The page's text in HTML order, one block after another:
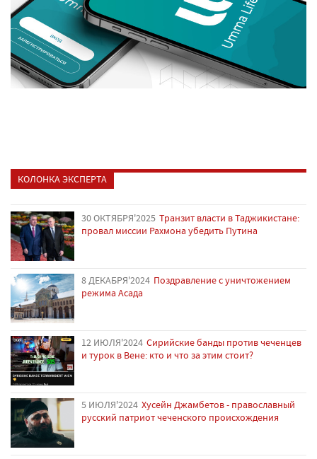
КОЛОНКА ЭКСПЕРТА
30 ОКТЯБРЯ'2025 Транзит власти в Таджикистане:
провал миссии Рахмона убедить Путина
8 ДЕКАБРЯ'2024 Поздравление с уничтожением
режима Асада
12 ИЮЛЯ'2024 Сирийские банды против чеченцев
и турок в Вене: кто и что за этим стоит?
5 ИЮЛЯ'2024 Хусейн Джамбетов - православный
русский патриот чеченского происхождения